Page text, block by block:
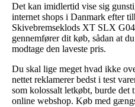
Det kan imidlertid vise sig
internet shops i Danmark efter
Skivebremseklods XT SLX
gennemfører dit køb, sådan at
modtage den laveste pris.
Du skal lige meget hvad ikke
nettet reklamerer bedst i test
som kolossalt letkøbt, burde
online webshop. Køb med